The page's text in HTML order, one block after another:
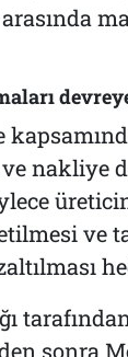
nakliye
ve
sonra